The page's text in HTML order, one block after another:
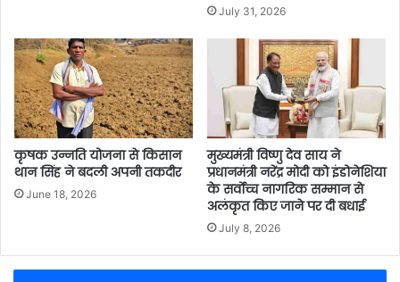
July 31, 2026
कृषक उन्नति योजना से किसान
थान सिंह ने बदली अपनी तकदीर
June 18, 2026
मुख्यमंत्री विष्णु देव साय ने
प्रधानमंत्री नरेंद्र मोदी को इंडोनेशिया
के सर्वोच्च नागरिक सम्मान से
अलंकृत किए जाने पर दी बधाई
July 8, 2026